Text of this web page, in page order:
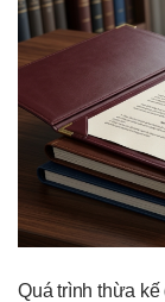
Quá trình thừa